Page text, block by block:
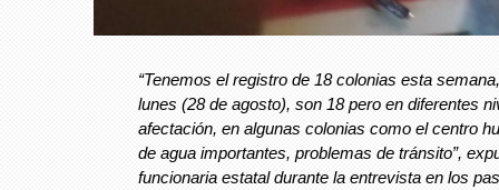
“Tenemos el registro de 18 colonias esta
lunes (28 de agosto), son 18 pero en diferentes
afectación, en algunas colonias como el centro
de agua importantes, problemas de tránsito”,
funcionaria estatal durante la entrevista en los